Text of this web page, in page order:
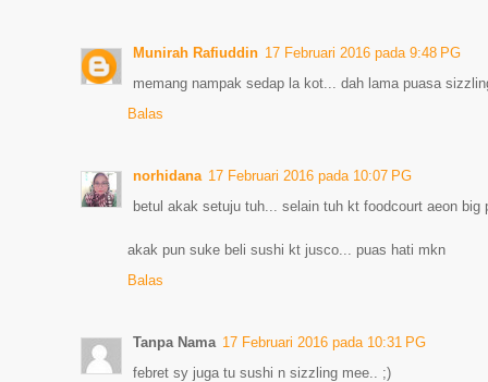
Munirah Rafiuddin 17 Februari 2016 pada 9:48 PG
memang nampak sedap la kot... dah lama puasa
Balas
norhidana 17 Februari 2016 pada 10:07 PG
betul akak setuju tuh... selain tuh kt foodcourt aeon
akak pun suke beli sushi kt jusco... puas hati mkn
Balas
Tanpa Nama 17 Februari 2016 pada 10:31 PG
febret sy juga tu sushi n sizzling mee.. ;)